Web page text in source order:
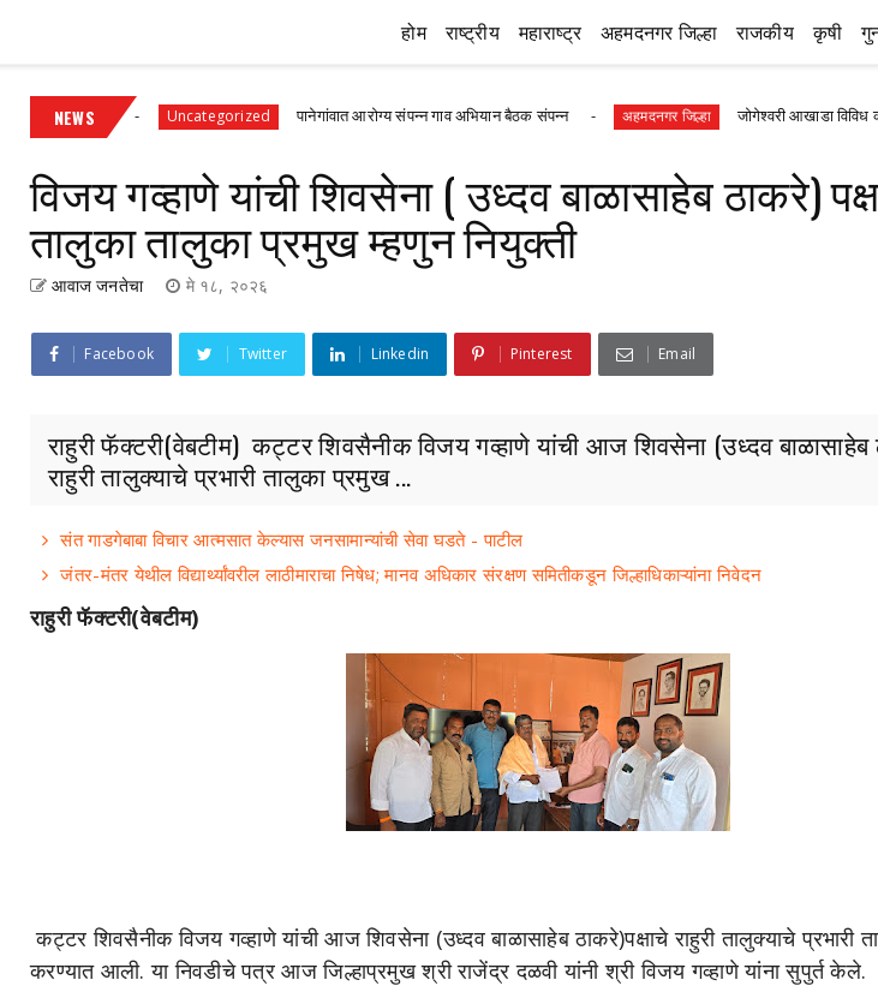
होम राष्ट्रीय महाराष्ट्र अहमदनगर जिल्हा राजकीय कृषी
NEWS
श्रेणी Uncategorized पानेगांवात आरोग्य संपन्न गाव अभियान बैठक संपन्न अहमदनगर जिल्हा जोगेश्वरी आखाडा विविध
विजय गव्हाणे यांची शिवसेना ( उध्दव बाळासाहेब ठाकरे)
तालुका तालुका प्रमुख म्हणुन नियुक्ती
आवाज जनतेचा मे १८, २०२६
Facebook Twitter Linkedin Pinterest Email
राहुरी फॅक्टरी(वेबटीम) कट्टर शिवसैनीक विजय गव्हाणे यांची आज शिवसेना (उध्दव बाळासाहेब
राहुरी तालुक्याचे प्रभारी तालुका प्रमुख ...
संत गाडगेबाबा विचार आत्मसात केल्यास जनसामान्यांची सेवा घडते - पाटील
जंतर-मंतर येथील विद्यार्थ्यांवरील लाठीमाराचा निषेध; मानव अधिकार संरक्षण समितीकडून जिल्हाधिकाऱ्यांना निवेदन
राहुरी फॅक्टरी(वेबटीम)
कट्टर शिवसैनीक विजय गव्हाणे यांची आज शिवसेना (उध्दव बाळासाहेब ठाकरे)पक्षाचे राहुरी तालुक्याचे प्रभारी
करण्यात आली. या निवडीचे पत्र आज जिल्हाप्रमुख श्री राजेंद्र दळवी यांनी श्री विजय गव्हाणे यांना सुपुर्त केले.